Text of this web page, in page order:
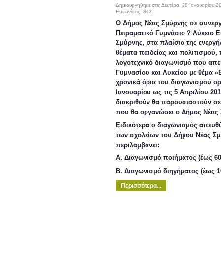
Δημιουργηθηκε στις Δευτέρα, 28 Ιανουαρίου
Εμφανίσεις: 863
Ο Δήμος Νέας Σμύρνης σε
Πειραματικό Γυμνάσιο ? Λύκειο
Σμύρνης, στα πλαίσια της
θέματα παιδείας και
λογοτεχνικό διαγωνισμό που
Γυμνασίου και Λυκείου με θέμα
χρονικά όρια του διαγωνισμού
Ιανουαρίου ως τις 5 Απριλίου
διακριθούν θα παρουσιαστούν
που θα οργανώσει ο Δήμος Νέας
Ειδικότερα ο διαγωνισμός
των σχολείων του Δήμου Νέας
περιλαμβάνει:
Α. Διαγωνισμό ποιήματος (έως
Β. Διαγωνισμό διηγήματος (έως
Περισσότερα...